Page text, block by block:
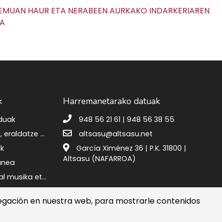
HAUR ETA NERABEEN AURKAKO INDARKERIAREN
Berreskuratze, eraldatze eta erresilientzia plana
Altsasuko udal musika eta dantza eskola
Harremanetarako datuak
948 56 21 61 | 948 56 38 55
altsasu@altsasu.net
García Ximénez 36 | P.K. 31800 |
Altsasu (NAFARROA)
Politika
en nuestra web, para mostrarle contenidos